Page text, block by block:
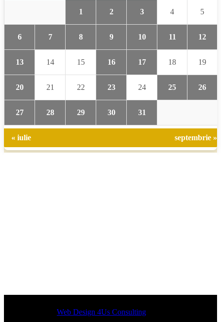
1 2 3 4 5
6 7 8 9 10 11 12
13 14 15 16 17 18 19
20 21 22 23 24 25 26
27 28 29 30 31
« iulie septembrie »
Designed byWeb Design 4Us Consulting